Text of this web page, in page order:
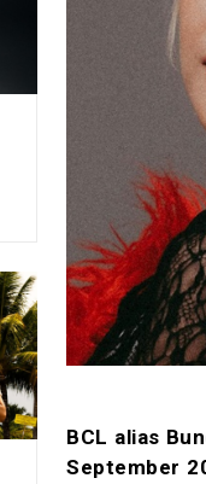
BCL alias
September